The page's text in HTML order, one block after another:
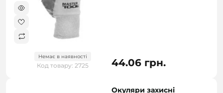
Немає в наявності
Код товару: 2725 44.06 грн.
Окуляри захисні